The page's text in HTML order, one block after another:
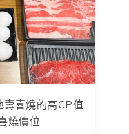
壽喜燒的高CP值
燒價位